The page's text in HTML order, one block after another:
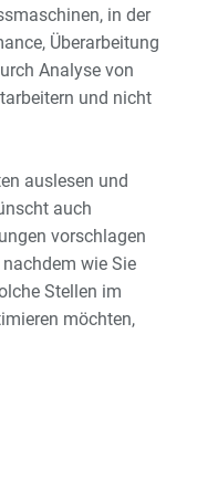
in der
Überarbeitung
Analyse von
und nicht
auslesen und
auch
vorschlagen
wie Sie
Stellen im
möchten,